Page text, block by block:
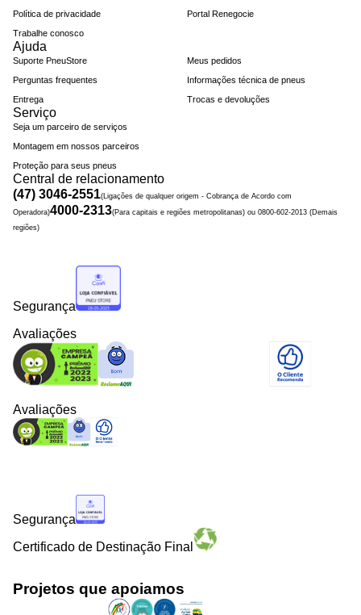
Política de privacidade
Trabalhe conosco
Portal Renegocie
Ajuda
Suporte PneuStore
Perguntas frequentes
Entrega
Meus pedidos
Informações técnica de pneus
Trocas e devoluções
Serviço
Seja um parceiro de serviços
Montagem em nossos parceiros
Proteção para seus pneus
Central de relacionamento
(47) 3046-2551(Ligações de qualquer origem - Cobrança de Acordo com
Operadora)4000-2313(Para capitais e regiões metropolitanas) ou 0800-602-2013 (Demais
regiões)
Segurança
Avaliações
Avaliações
Segurança
Certificado de Destinação Final
Projetos que apoiamos